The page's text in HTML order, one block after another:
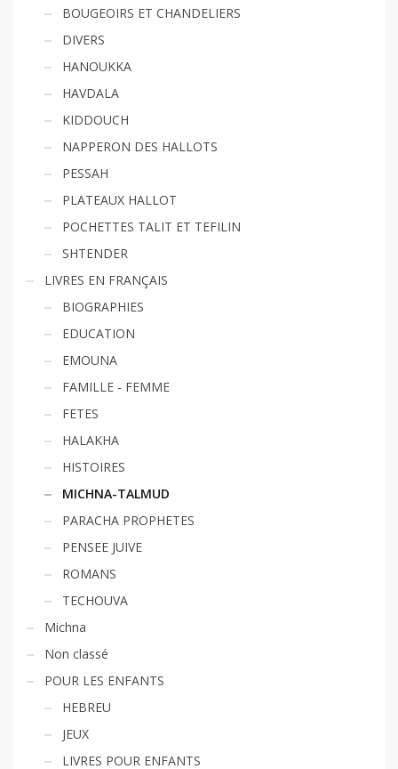
BOUGEOIRS ET CHANDELIERS
DIVERS
HANOUKKA
HAVDALA
KIDDOUCH
NAPPERON DES HALLOTS
PESSAH
PLATEAUX HALLOT
POCHETTES TALIT ET TEFILIN
SHTENDER
LIVRES EN FRANÇAIS
BIOGRAPHIES
EDUCATION
EMOUNA
FAMILLE - FEMME
FETES
HALAKHA
HISTOIRES
MICHNA-TALMUD
PARACHA PROPHETES
PENSEE JUIVE
ROMANS
TECHOUVA
Michna
Non classé
POUR LES ENFANTS
HEBREU
JEUX
LIVRES POUR ENFANTS